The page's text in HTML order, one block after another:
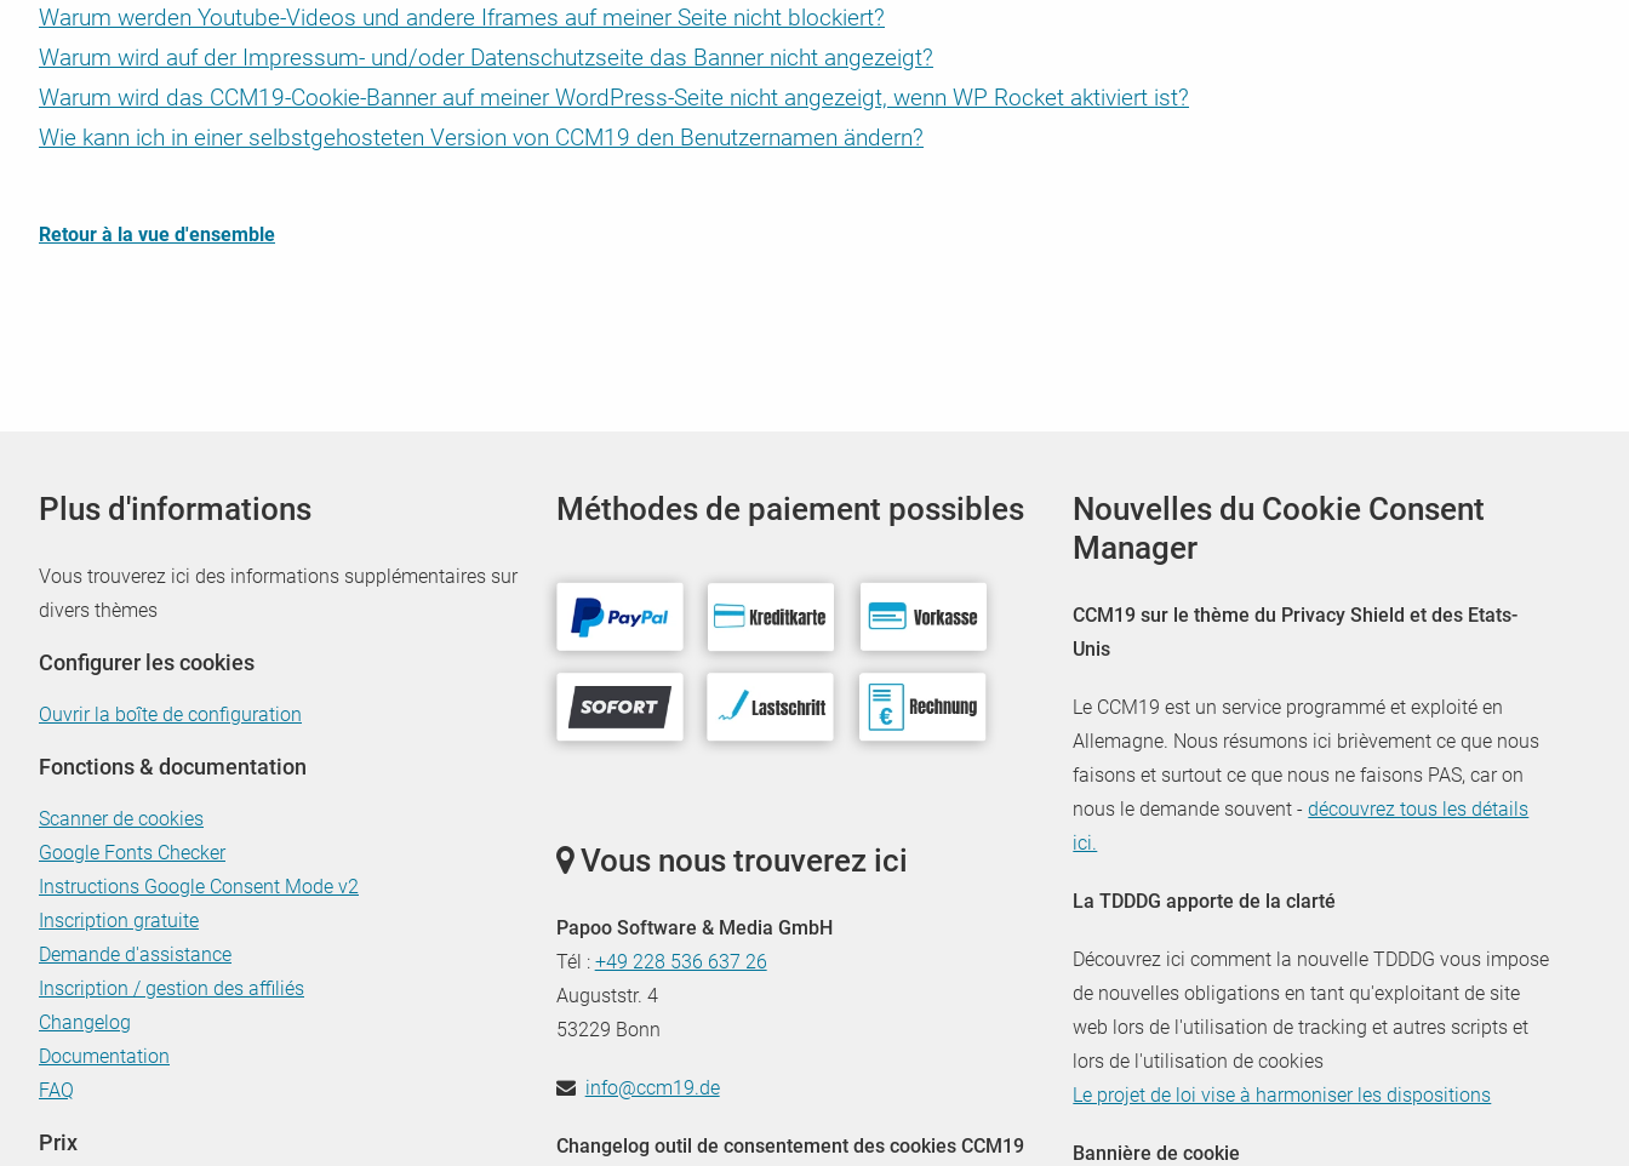
Sécurité & rapport DSGVO
Contrôle régulier des failles de sécurité et des problèmes liés
au RGPD
Enterprise Cookie Consent Manager / CMP
CCM19 Enterprise - La solution Consent pour les plus hautes
Tarifs dégressifs
Mise à niveau et rétrogradation automatisées de votre tarif
en fonction de vos besoins
CMS & boutiques avec CCM19
Vous trouverez ici les instructions pour l'intégration dans
téléchargeables.
Transmettre les données d'accès
Nous répondons ici aux questions concernant le CCM19, la
facturation et bien d‘autres choses encore.
Warum werden Youtube-Videos und andere Iframes auf meiner Seite nicht blockiert?
Warum wird auf der Impressum- und/oder Datenschutzseite das Banner nicht angezeigt?
Warum wird das CCM19-Cookie-Banner auf meiner WordPress-Seite nicht angezeigt, wenn WP Rocket aktiviert ist?
Wie kann ich in einer selbstgehosteten Version von CCM19 den Benutzernamen ändern?
Retour à la vue d'ensemble
Plus d'informations
Vous trouverez ici des informations supplémentaires sur
divers thèmes
Configurer les cookies
Ouvrir la boîte de configuration
Fonctions & documentation
Scanner de cookies
Google Fonts Checker
Instructions Google Consent Mode v2
Inscription gratuite
Demande d'assistance
Inscription / gestion des affiliés
Changelog
Documentation
FAQ
Prix
Méthodes de paiement possibles
Vous nous trouverez ici
Papoo Software & Media GmbH
Tél : +49 228 536 637 26
Auguststr. 4
53229 Bonn
info@ccm19.de
Changelog outil de consentement des cookies CCM19
Nouvelles du Cookie Consent
Manager
CCM19 sur le thème du Privacy Shield et des Etats-
Unis
Le CCM19 est un service programmé et exploité en
Allemagne. Nous résumons ici brièvement ce que nous
faisons et surtout ce que nous ne faisons PAS, car on
nous le demande souvent -découvrez tous les détails
ici.
La TDDDG apporte de la clarté
Découvrez ici comment la nouvelle TDDDG vous impose
de nouvelles obligations en tant qu'exploitant de site
web lors de l'utilisation de tracking et autres scripts et
lors de l'utilisation de cookies
Le projet de loi vise à harmoniser les dispositions
Bannière de cookie